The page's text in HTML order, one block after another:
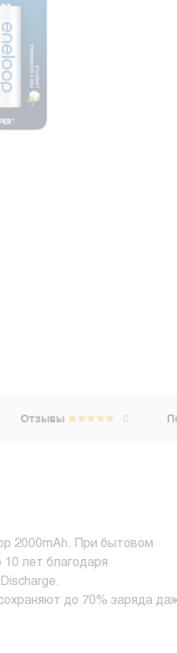
Отзывы
2000mAh. При бытовом
10 лет благодаря
до 70% заряда